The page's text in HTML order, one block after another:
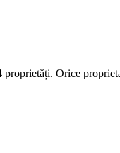
Orice